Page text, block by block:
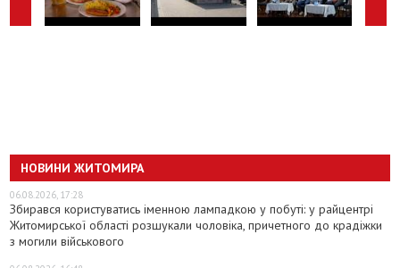
НОВИНИ ЖИТОМИРА
06.08.2026, 17:28
Збирався користуватись іменною лампадкою у побуті: у райцентрі
Житомирської області розшукали чоловіка, причетного до крадіжки
з могили військового